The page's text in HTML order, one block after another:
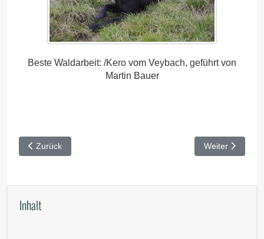
Beste Waldarbeit: /Kero vom Veybach, geführt von
Martin Bauer
Vorheriger Beitrag: Schorlemer HZP 2017
Zurück Nächster
Weiter
Inhalt